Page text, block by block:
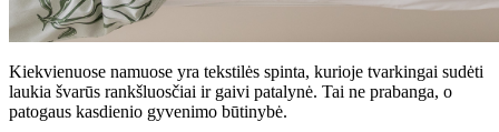
Kiekvienuose namuose yra tekstilės spinta, kurioje tvarkingai sudėti
laukia švarūs rankšluosčiai ir gaivi patalynė. Tai ne prabanga, o
patogaus kasdienio gyvenimo būtinybė.